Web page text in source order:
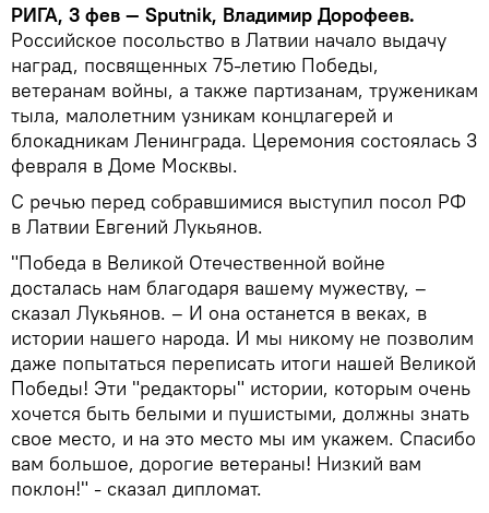
РИГА, 3 фев — Sputnik, Владимир Дорофеев.
Российское посольство в Латвии начало выдачу
наград, посвященных 75-летию Победы,
ветеранам войны, а также партизанам, труженикам
тыла, малолетним узникам концлагерей и
блокадникам Ленинграда. Церемония состоялась 3
февраля в Доме Москвы.
С речью перед собравшимися выступил посол РФ
в Латвии Евгений Лукьянов.
"Победа в Великой Отечественной войне
досталась нам благодаря вашему мужеству, –
сказал Лукьянов. – И она останется в веках, в
истории нашего народа. И мы никому не позволим
даже попытаться переписать итоги нашей Великой
Победы! Эти "редакторы" истории, которым очень
хочется быть белыми и пушистыми, должны знать
свое место, и на это место мы им укажем. Спасибо
вам большое, дорогие ветераны! Низкий вам
поклон!" - сказал дипломат.